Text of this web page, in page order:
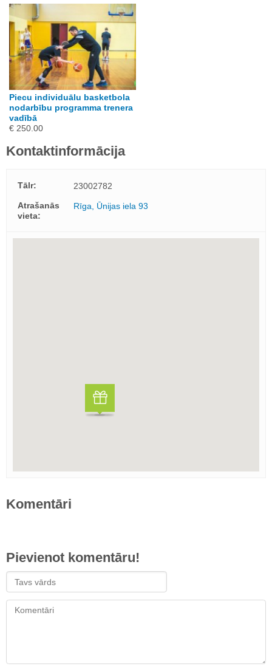
Piecu individuālu basketbola
nodarbību programma trenera
vadībā
€ 250.00
Kontaktinformācija
Tālr:
23002782
Atrašanās
vieta:
Rīga, Ūnijas iela 93
Komentāri
Pievienot komentāru!